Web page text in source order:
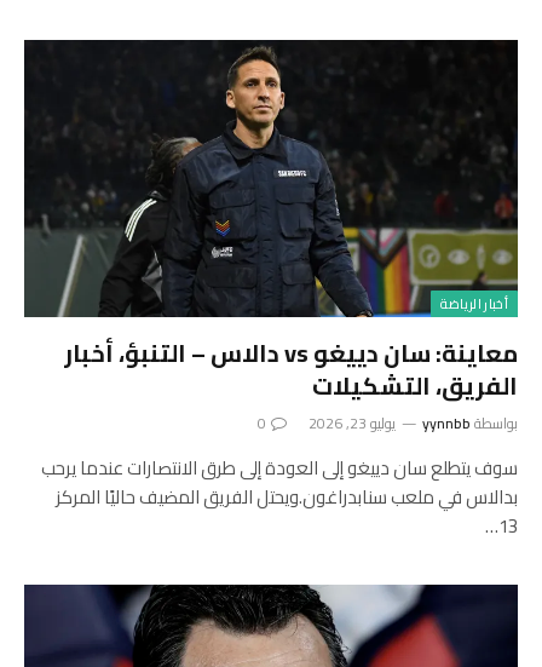
أخبار الرياضة
معاينة: سان دييغو vs دالاس – التنبؤ، أخبار
الفريق، التشكيلات
بواسطةyynnbb يوليو 23, 2026 0
سوف يتطلع سان دييغو إلى العودة إلى طرق الانتصارات عندما يرحب
بدالاس في ملعب سنابدراغون.ويحتل الفريق المضيف حاليًا المركز
13…